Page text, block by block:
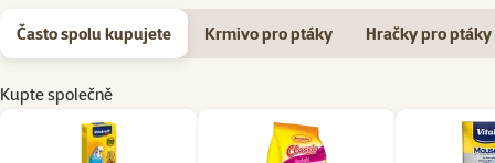
Často spolu kupujete Krmivo pro ptáky Hračky pro ptáky
Kupte společně